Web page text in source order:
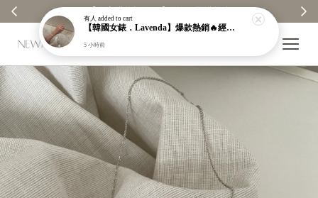
有人 added to cart
【韓國女錶．Lavenda】爆款熱銷🔥經典之作老錢風編織紋理奢華金錶【nk64】
5 小時前